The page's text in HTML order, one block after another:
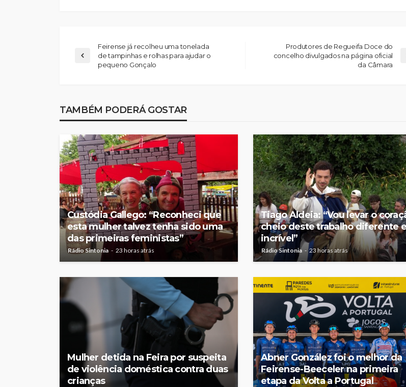
Feirense já recolheu uma tonelada
de tampinhas e rolhas para ajudar o
pequeno Gonçalo
Produtores de Regueifa Doce do
concelho divulgados na página oficial
da Câmara
TAMBÉM PODERÁ GOSTAR
Custódia Gallego: “Reconheci que
esta mulher talvez tenha sido uma
das primeiras feministas”
Rádio Sintonia 23 horas atrás
Tiago Aldeia: “Vou levar o
cheio deste trabalho diferente e
incrível”
Rádio Sintonia 23 horas atrás
Mulher detida na Feira por suspeita
de violência doméstica contra duas
crianças
Abner González foi o melhor da
Feirense-Beeceler na primeira
etapa da Volta a Portugal